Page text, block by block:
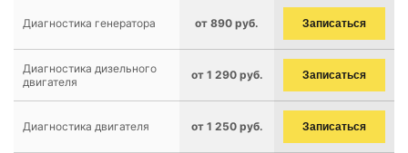
Диагностика генератора от 890 руб. Записаться
Диагностика дизельного
двигателя
от 1 290 руб. Записаться
Диагностика двигателя от 1 250 руб. Записаться